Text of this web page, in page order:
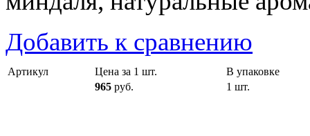
Добавить к сравнению
Артикул Цена за 1 шт.
В упаковке
965 руб. 1 шт.